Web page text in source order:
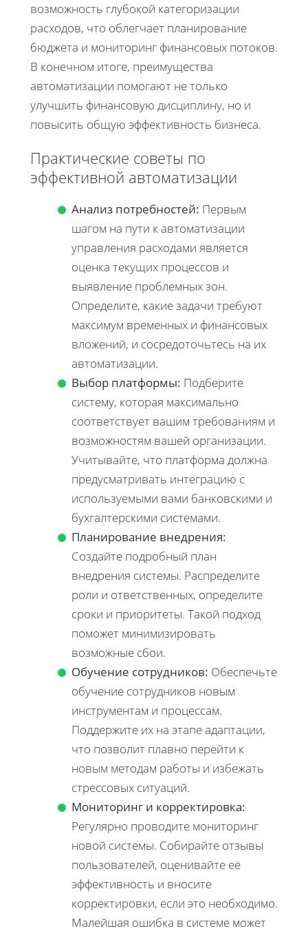
возможность глубокой категоризации
расходов, что облегчает планирование
бюджета и мониторинг финансовых потоков.
В конечном итоге, преимущества
автоматизации помогают не только
улучшить финансовую дисциплину, но и
повысить общую эффективность бизнеса.
Практические советы по
эффективной автоматизации
Анализ потребностей: Первым
шагом на пути к автоматизации
управления расходами является
оценка текущих процессов и
выявление проблемных зон.
Определите, какие задачи требуют
максимум временных и финансовых
вложений, и сосредоточьтесь на их
автоматизации.
Выбор платформы: Подберите
систему, которая максимально
соответствует вашим требованиям и
возможностям вашей организации.
Учитывайте, что платформа должна
предусматривать интеграцию с
используемыми вами банковскими и
бухгалтерскими системами.
Планирование внедрения:
Создайте подробный план
внедрения системы. Распределите
роли и ответственных, определите
сроки и приоритеты. Такой подход
поможет минимизировать
возможные сбои.
Обучение сотрудников: Обеспечьте
обучение сотрудников новым
инструментам и процессам.
Поддержите их на этапе адаптации,
что позволит плавно перейти к
новым методам работы и избежать
стрессовых ситуаций.
Мониторинг и корректировка:
Регулярно проводите мониторинг
новой системы. Собирайте отзывы
пользователей, оценивайте её
эффективность и вносите
корректировки, если это необходимо.
Малейшая ошибка в системе может